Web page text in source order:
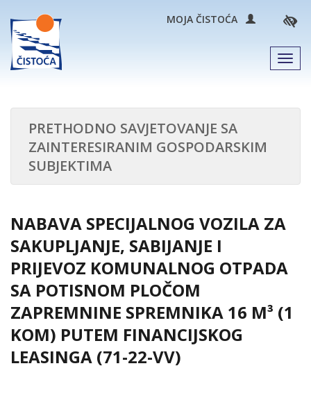
MOJA ČISTOĆA
PRETHODNO SAVJETOVANJE SA
ZAINTERESIRANIM GOSPODARSKIM
SUBJEKTIMA
NABAVA SPECIJALNOG VOZILA ZA
SAKUPLJANJE, SABIJANJE I
PRIJEVOZ KOMUNALNOG OTPADA
SA POTISNOM PLOČOM
ZAPREMNINE SPREMNIKA 16 M³ (1
KOM) PUTEM FINANCIJSKOG
LEASINGA (71-22-VV)